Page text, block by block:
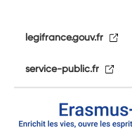
legifrance.gouv.fr
service-public.fr